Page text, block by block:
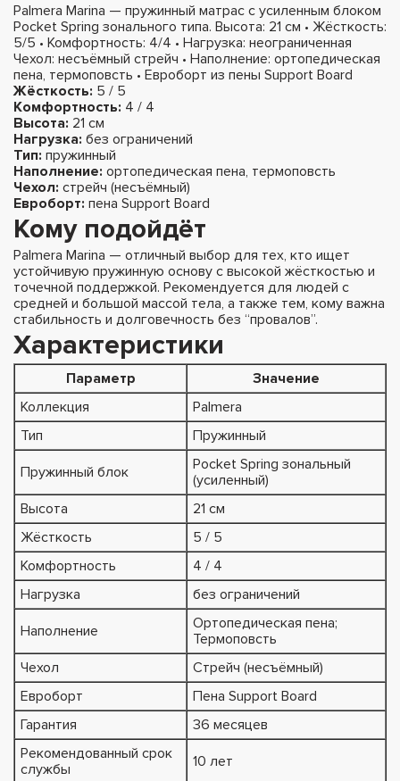
Palmera Marina — пружинный матрас с усиленным блоком
Pocket Spring зонального типа. Высота: 21 см • Жёсткость:
5/5 • Комфортность: 4/4 • Нагрузка: неограниченная
Чехол: несъёмный стрейч • Наполнение: ортопедическая
пена, термоповсть • Евроборт из пены Support Board
Жёсткость: 5 / 5
Комфортность: 4 / 4
Высота: 21 см
Нагрузка: без ограничений
Тип: пружинный
Наполнение: ортопедическая пена, термоповсть
Чехол: стрейч (несъёмный)
Евроборт: пена Support Board
Кому подойдёт
Palmera Marina — отличный выбор для тех, кто ищет
устойчивую пружинную основу с высокой жёсткостью и
точечной поддержкой. Рекомендуется для людей с
средней и большой массой тела, а также тем, кому важна
стабильность и долговечность без “провалов”.
Характеристики
Параметр
Значение
Коллекция
Palmera
Тип
Пружинный
Пружинный блок
Pocket Spring зональный
(усиленный)
Высота
21 см
Жёсткость
5 / 5
Комфортность
4 / 4
Нагрузка
без ограничений
Наполнение
Ортопедическая пена;
Термоповсть
Чехол
Стрейч (несъёмный)
Евроборт
Пена Support Board
Гарантия
36 месяцев
Рекомендованный срок
службы
10 лет